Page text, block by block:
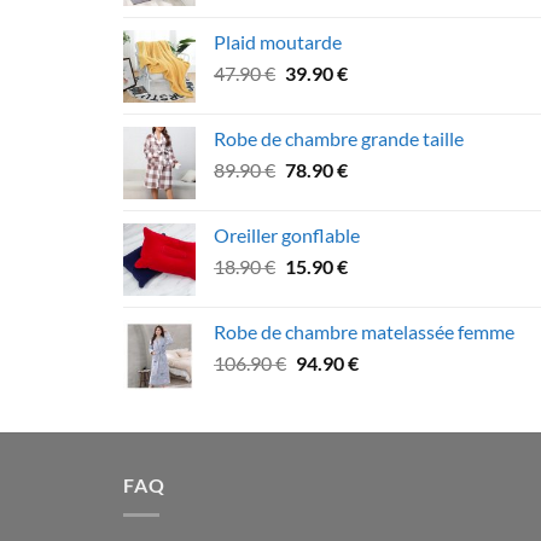
était :
64.90 €.59.90 €.
Plaid moutarde
47.90€ Le
était :
47.90 €.
39.90€Le
est :
39.90 €.
Robe de chambre grande taille
89.90€ Le
était :
89.90 €.
78.90€Le
est :
78.90 €.
Oreiller gonflable
18.90€ Le
était :
18.90 €.
15.90€Le
est :
15.90 €.
Robe de chambre matelassée femme
106.90€ Le
était :
94.90€Le
est :
FAQ